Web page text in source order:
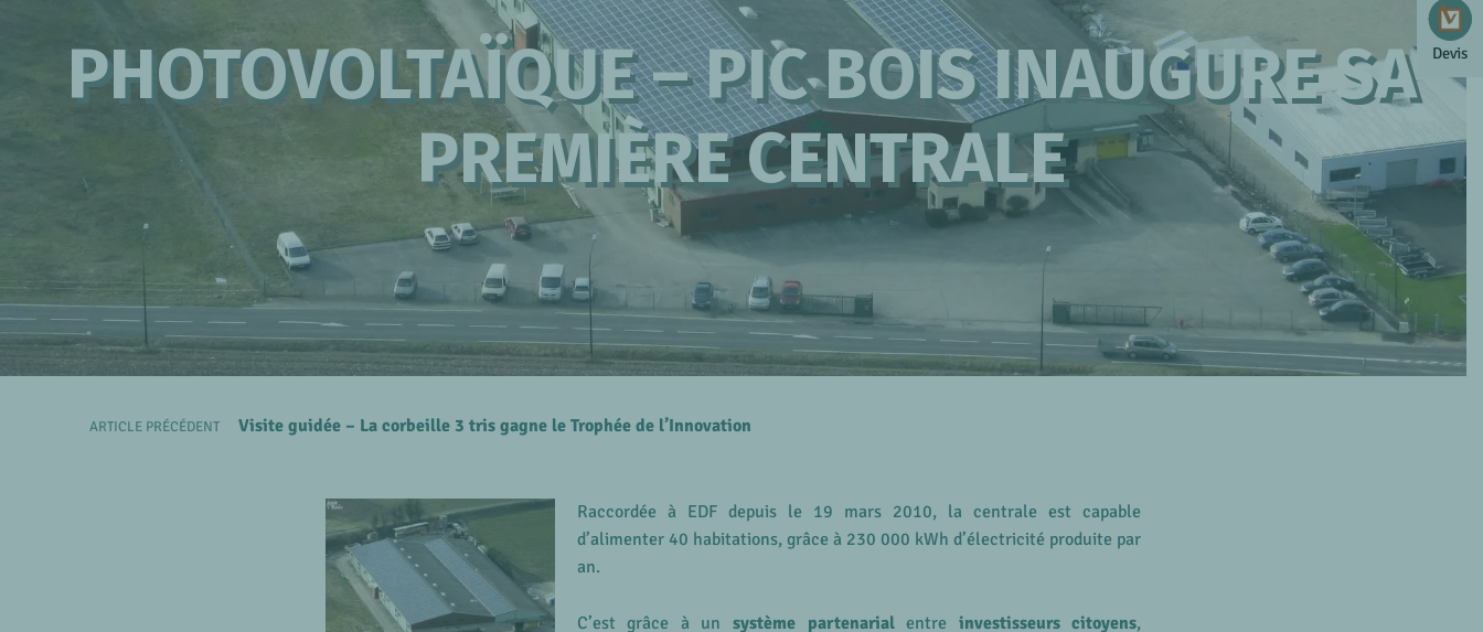
Devis
ARTICLE PRÉCÉDENT Visite guidée – La corbeille 3 tris gagne le Trophée de l’Innovation
PHOTOVOLTAÏQUE – PIC BOIS INAUGURE SA
PREMIÈRE CENTRALE
Raccordée à EDF depuis le 19 mars 2010, la centrale est capable
d’alimenter 40 habitations, grâce à 230 000 kWh d’électricité produite par
an.
C’est grâce à un système partenarialentre investisseurs citoyens,